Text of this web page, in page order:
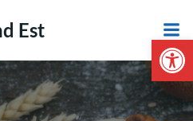
Ouvrir
au
Est